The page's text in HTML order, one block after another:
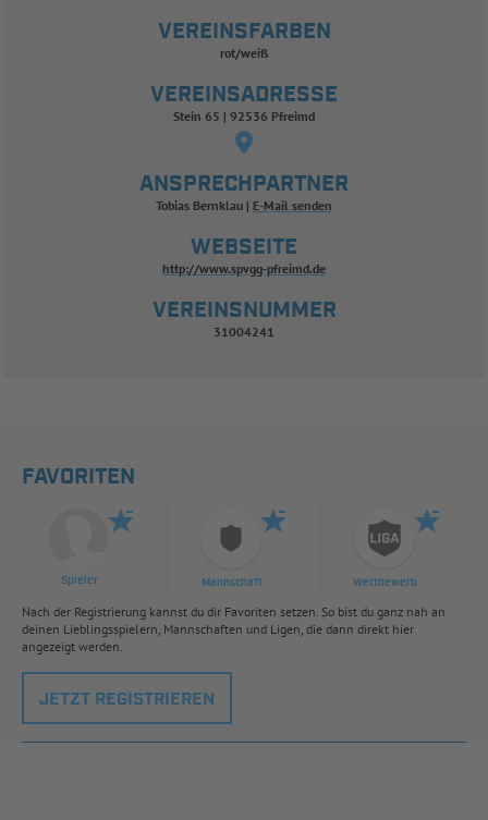
VEREINSFARBEN
rot/weiß
VEREINSADRESSE
Stein 65 | 92536 Pfreimd
ANSPRECHPARTNER
Tobias Bernklau E-Mail senden
WEBSEITE
http://www.spvgg-pfreimd.de
VEREINSNUMMER
31004241
FAVORITEN
Spieler Mannschaft Wettbewerb
Nach der Registrierung kannst du dir Favoriten setzen. So bist du ganz nah an
deinen Lieblingsspielern, Mannschaften und Ligen, die dann direkt hier
angezeigt werden.
JETZT REGISTRIEREN